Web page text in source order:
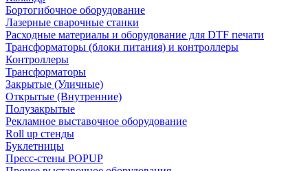
Бортогибочное оборудование
Лазерные сварочные станки
Расходные материалы и оборудование для DTF печати
Трансформаторы (блоки питания) и контроллеры
Контроллеры
Трансформаторы
Закрытые (Уличные)
Открытые (Внутренние)
Полузакрытые
Рекламное выставочное оборудование
Roll up стенды
Буклетницы
Пресс-стены POPUP